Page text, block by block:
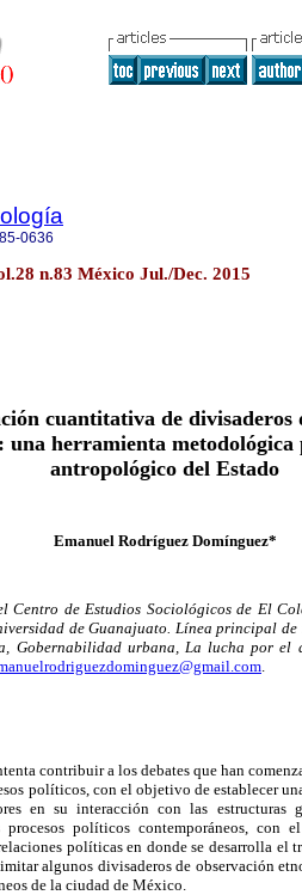
0636
n.83 México Jul./Dec. 2015
cuantitativa de divisaderos
una herramienta metodológica
antropológico del Estado
Emanuel Rodríguez Domínguez*
Centro de Estudios Sociológicos de El
de Guanajuato. Línea principal
Gobernabilidad urbana, La lucha por el
.
contribuir a los debates que han
políticos, con el objetivo de establecer
en su interacción con las estructuras
políticos contemporáneos,
políticas en donde se desarrolla el
algunos divisaderos de observación
de la ciudad de México.